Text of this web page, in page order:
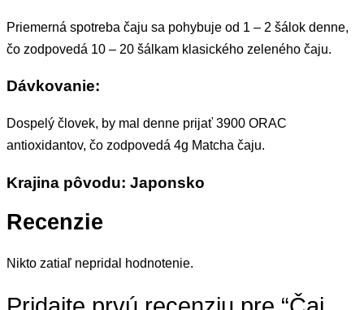
Priemerná spotreba čaju sa pohybuje od 1 – 2 šálok denne,
čo zodpovedá 10 – 20 šálkam klasického zeleného čaju.
Dávkovanie:
Dospelý človek, by mal denne prijať 3900 ORAC
antioxidantov, čo zodpovedá 4g Matcha čaju.
Krajina pôvodu: Japonsko
Recenzie
Nikto zatiaľ nepridal hodnotenie.